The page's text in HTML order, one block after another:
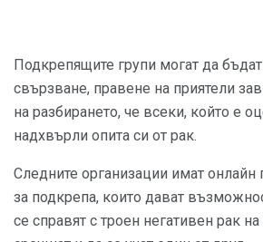
Подкрепящите групи могат да
свързване, правене на приятели
на разбирането, че всеки, който е
надхвърли опита си от рак.
Следните организации имат онлайн
за подкрепа, които дават
се справят с троен негативен рак